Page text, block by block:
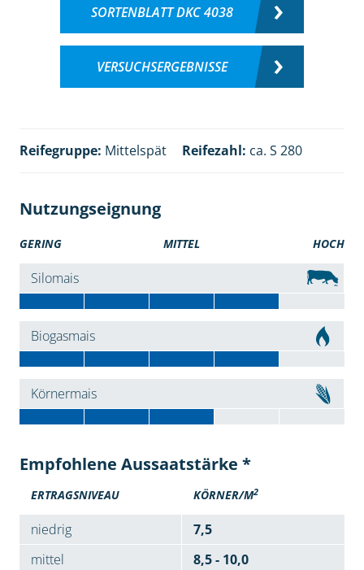
SORTENBLATT DKC 4038
VERSUCHSERGEBNISSE
Reifegruppe: Mittelspät Reifezahl: ca. S 280
Nutzungseignung
GERING MITTEL HOCH
Silomais
Biogasmais
Körnermais
Empfohlene Aussaatstärke *
ERTRAGSNIVEAU KÖRNER/M2
niedrig
7,5
mittel
8,5 - 10,0